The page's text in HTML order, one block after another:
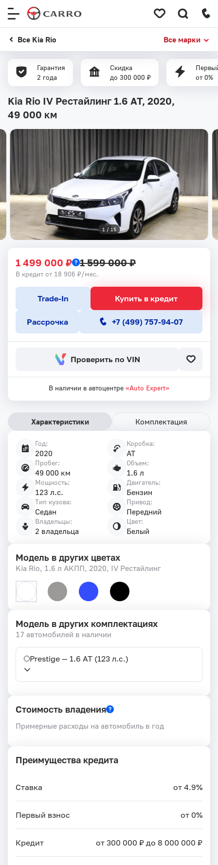
Все Kia Rio Все марки
Гарантия
2 года
Скидка
до 300 000 ₽
от 0%
Kia Rio IV Рестайлинг 1.6 AT, 2020,
49 000 км
1 / 15
1 499 000 ₽ 1 599 000 ₽
В кредит от 18 906 ₽/мес.
Купить в кредит
Trade-In
Рассрочка +7 (499) 757-94-07
Проверить по VIN
В наличии в автоцентре «Auto Expert»
Характеристики Комплектация
Год:
2020
Коробка:
AT
Пробег:
49 000 км
Объем:
1.6 л
Мощность:
123 л.с.
Двигатель:
Бензин
Тип кузова:
Седан
Привод:
Передний
Владельцы:
2 владельца
Цвет:
Белый
Модель в других цветах
Kia Rio, 1.6 л АКПП, 2020, IV Рестайлинг
Модель в других комплектациях
17 автомобилей в наличии
Prestige — 1.6 AT (123 л.с.)
Стоимость владения
Примерные расходы на автомобиль в год
Преимущества кредита
Ставка от 4.9%
Первый взнос от 0%
Кредит от 300 000 ₽ до 8 000 000 ₽